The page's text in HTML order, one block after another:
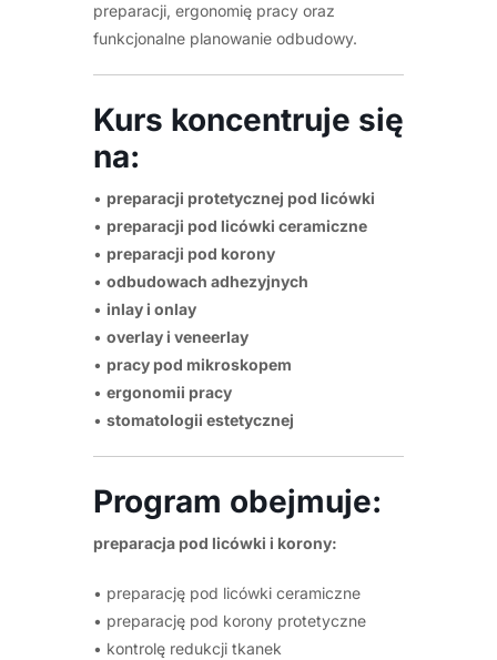
preparacji, ergonomię pracy oraz
funkcjonalne planowanie odbudowy.
Kurs koncentruje się
na:
• preparacji protetycznej pod licówki
• preparacji pod licówki ceramiczne
• preparacji pod korony
• odbudowach adhezyjnych
• inlay i onlay
• overlay i veneerlay
• pracy pod mikroskopem
• ergonomii pracy
• stomatologii estetycznej
Program obejmuje:
preparacja pod licówki i korony:
• preparację pod licówki ceramiczne
• preparację pod korony protetyczne
• kontrolę redukcji tkanek